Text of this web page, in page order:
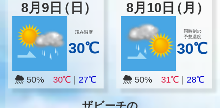
8月 9 日（日）
現在温度
30℃
50% 30℃ 27℃
8月 10 日（月）
同時刻の
予想温度
30℃
50% 31℃ |28℃